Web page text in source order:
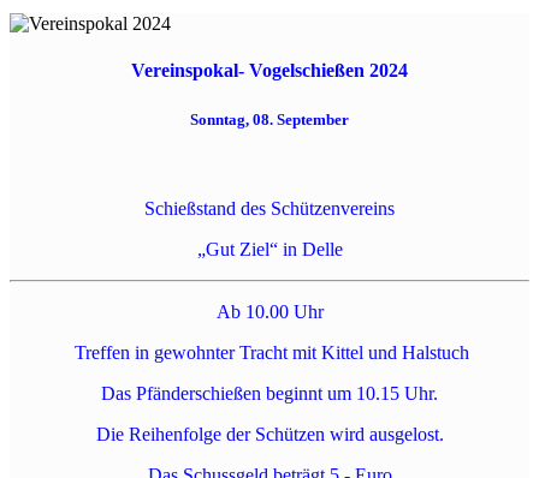
Vereinspokal- Vogelschießen 2024
Sonntag, 08. September
Schießstand des Schützenvereins
„Gut Ziel“ in Delle
Ab 10.00 Uhr
Treffen in gewohnter Tracht mit Kittel und Halstuch
Das Pfänderschießen beginnt um 10.15 Uhr.
Die Reihenfolge der Schützen wird ausgelost.